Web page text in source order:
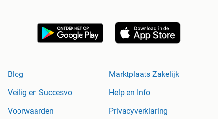
Blog
Marktplaats Zakelijk
Veilig en Succesvol
Help en Info
Voorwaarden
Privacyverklaring